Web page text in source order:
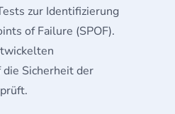
zur Identifizierung
of Failure (SPOF).
Sicherheit der